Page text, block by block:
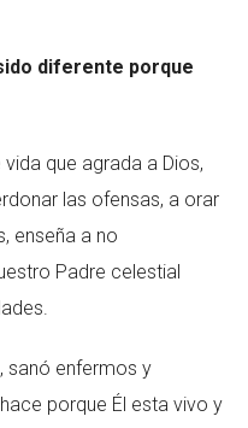
diferente porque
que agrada a Dios,
las ofensas, a orar
enseña a no
Padre celestial
sanó enfermos y
porque Él esta vivo y